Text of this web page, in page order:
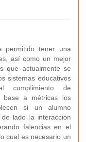
permitido tener una
así como un mejor
que actualmente se
sistemas educativos
cumplimiento de
base a métricas los
si un alumno
lado la interacción
falencias en el
cual es necesario un